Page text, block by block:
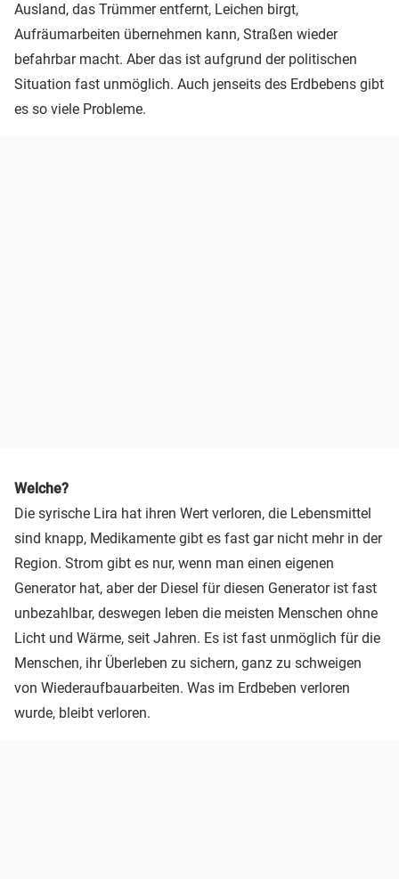
Ausland, das Trümmer entfernt, Leichen birgt,
Aufräumarbeiten übernehmen kann, Straßen wieder
befahrbar macht. Aber das ist aufgrund der politischen
Situation fast unmöglich. Auch jenseits des Erdbebens gibt
es so viele Probleme.
Welche?
Die syrische Lira hat ihren Wert verloren, die Lebensmittel
sind knapp, Medikamente gibt es fast gar nicht mehr in der
Region. Strom gibt es nur, wenn man einen eigenen
Generator hat, aber der Diesel für diesen Generator ist fast
unbezahlbar, deswegen leben die meisten Menschen ohne
Licht und Wärme, seit Jahren. Es ist fast unmöglich für die
Menschen, ihr Überleben zu sichern, ganz zu schweigen
von Wiederaufbauarbeiten. Was im Erdbeben verloren
wurde, bleibt verloren.